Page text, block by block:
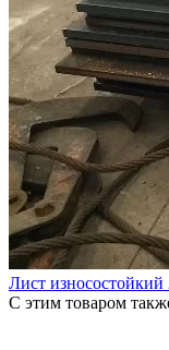
Лист
С этим товаром